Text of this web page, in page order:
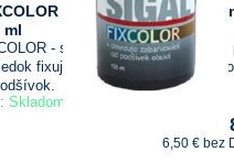
- sprej proti
ml
- sprej proti zafarbovaniu
fixujúci farebný pigment u
Skladom
6,50 € bez